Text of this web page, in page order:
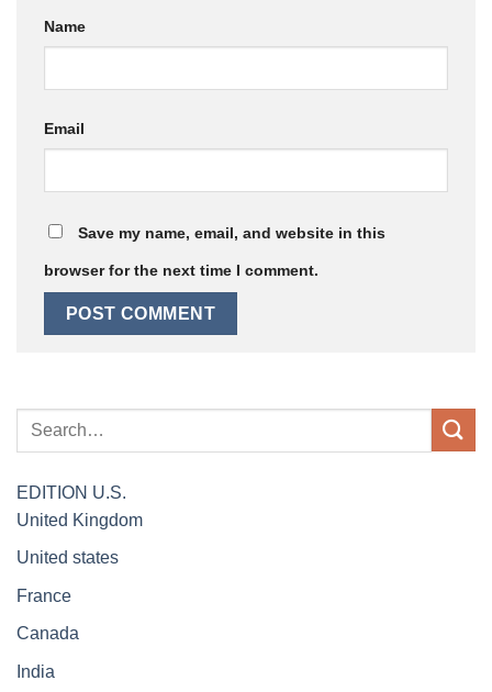
Name
Email
Save my name, email, and website in this
browser for the next time I comment.
EDITION U.S.
United Kingdom
United states
France
Canada
India